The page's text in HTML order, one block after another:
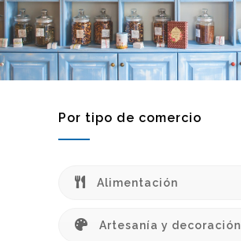
Por tipo de comercio
Alimentación
Artesanía y decoración